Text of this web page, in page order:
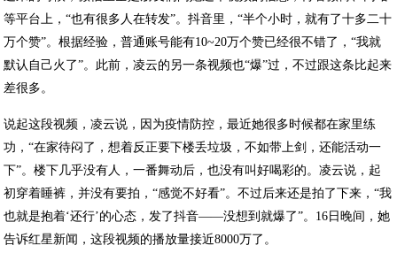
等平台上，“也有很多人在转发”。抖音里，“半个小时，就有了十多二十
万个赞”。根据经验，普通账号能有10~20万个赞已经很不错了，“我就
默认自己火了”。此前，凌云的另一条视频也“爆”过，不过跟这条比起来
差很多。
说起这段视频，凌云说，因为疫情防控，最近她很多时候都在家里练
功，“在家待闷了，想着反正要下楼丢垃圾，不如带上剑，还能活动一
下”。楼下几乎没有人，一番舞动后，也没有叫好喝彩的。凌云说，起
初穿着睡裤，并没有要拍，“感觉不好看”。不过后来还是拍了下来，“我
也就是抱着‘还行’的心态，发了抖音——没想到就爆了”。16日晚间，她
告诉红星新闻，这段视频的播放量接近8000万了。